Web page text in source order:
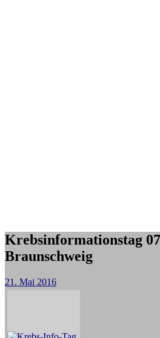
Krebsinformationstag
Braunschweig
21. Mai 2016